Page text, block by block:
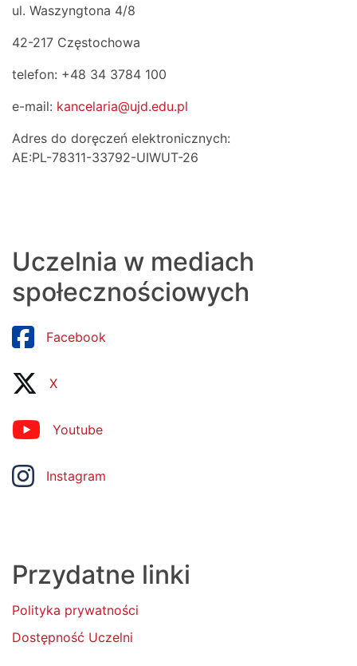
ul. Waszyngtona 4/8
42-217 Częstochowa
telefon: +48 34 3784 100
e-mail: kancelaria@ujd.edu.pl
Adres do doręczeń elektronicznych:
AE:PL-78311-33792-UIWUT-26
Uczelnia w mediach
społecznościowych
Facebook
X
Youtube
Instagram
Przydatne linki
Polityka prywatności
Dostępność Uczelni